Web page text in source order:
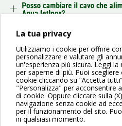
La tua privacy
Utilizziamo i cookie per offrire
personalizzare e valutare gli
un'esperienza più sicura. Leggi la
per saperne di più. Puoi
cookie cliccando su “Accetta
"Personalizza" per acconsentire
di cookie. Oppure cliccare sulla
navigazione senza cookie ad
per il funzionamento del sito.
in qualsiasi momento.
Posso cambiare il cavo che
AquaJetInox?
INDIETRO
Per maggiori informazioni
VAI ALLA